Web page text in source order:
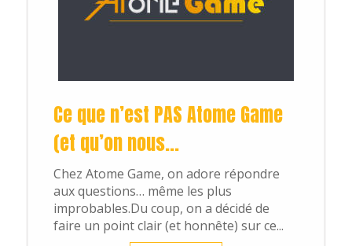
Dossiers
du
Ce que n’est PAS Atome Game
(et qu’on nous...
Chez Atome Game, on adore répondre
aux questions… même les plus
improbables.Du coup, on a décidé de
faire un point clair (et honnête) sur ce...